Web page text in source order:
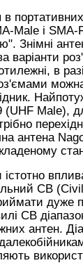
Male і SMA-
Знімні
варіанти
в
Male),
антена
СВ
дуже
СВ
антен.